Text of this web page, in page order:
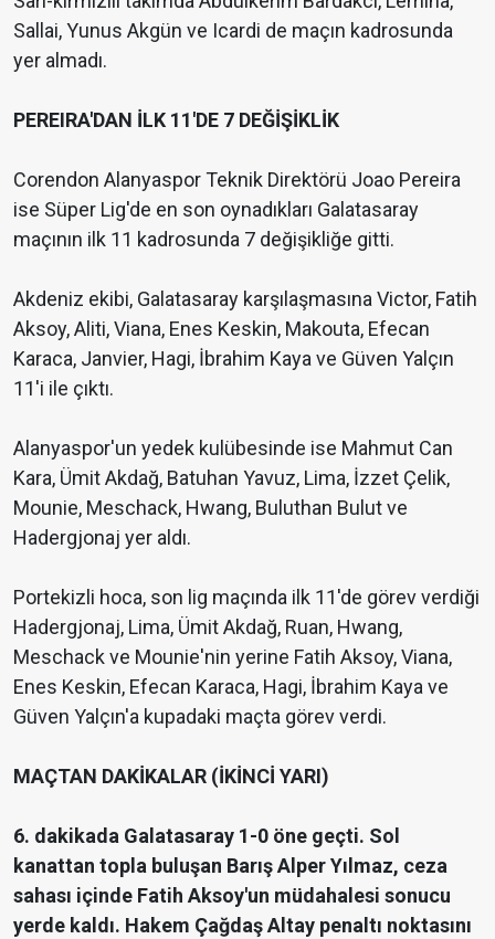
Sallai, Yunus Akgün ve Icardi de maçın kadrosunda
yer almadı.
PEREIRA'DAN İLK 11'DE 7 DEĞİŞİKLİK
Corendon Alanyaspor Teknik Direktörü Joao Pereira
ise Süper Lig'de en son oynadıkları Galatasaray
maçının ilk 11 kadrosunda 7 değişikliğe gitti.
Akdeniz ekibi, Galatasaray karşılaşmasına Victor, Fatih
Aksoy, Aliti, Viana, Enes Keskin, Makouta, Efecan
Karaca, Janvier, Hagi, İbrahim Kaya ve Güven Yalçın
11'i ile çıktı.
Alanyaspor'un yedek kulübesinde ise Mahmut Can
Kara, Ümit Akdağ, Batuhan Yavuz, Lima, İzzet Çelik,
Mounie, Meschack, Hwang, Buluthan Bulut ve
Hadergjonaj yer aldı.
Portekizli hoca, son lig maçında ilk 11'de görev verdiği
Hadergjonaj, Lima, Ümit Akdağ, Ruan, Hwang,
Meschack ve Mounie'nin yerine Fatih Aksoy, Viana,
Enes Keskin, Efecan Karaca, Hagi, İbrahim Kaya ve
Güven Yalçın'a kupadaki maçta görev verdi.
MAÇTAN DAKİKALAR (İKİNCİ YARI)
6. dakikada Galatasaray 1-0 öne geçti. Sol
kanattan topla buluşan Barış Alper Yılmaz, ceza
sahası içinde Fatih Aksoy'un müdahalesi sonucu
yerde kaldı. Hakem Çağdaş Altay penaltı noktasını